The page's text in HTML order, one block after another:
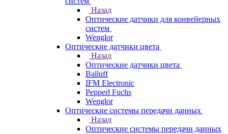
Назад
Оптические датчики для конвейерных
систем
Wenglor
Оптические датчики цвета
Назад
Оптические датчики цвета
Balluff
IFM Electronic
Pepperl Fuchs
Wenglor
Оптические системы передачи данных
Назад
Оптические системы передачи данных